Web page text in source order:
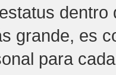
grande, es
para